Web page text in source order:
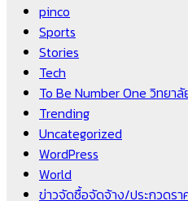
pinco
Sports
Stories
Tech
To Be Number One วิทยา
Trending
Uncategorized
WordPress
World
ข่าวจัดซื้อจัดจ้าง/ประกวดรา